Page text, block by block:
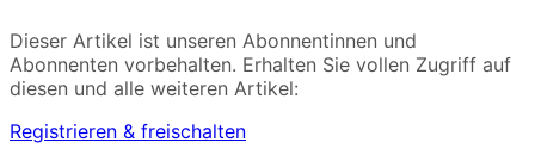
Dieser Artikel ist unseren Abonnentinnen und
Abonnenten vorbehalten. Erhalten Sie vollen Zugriff auf
diesen und alle weiteren Artikel:
Registrieren & freischalten